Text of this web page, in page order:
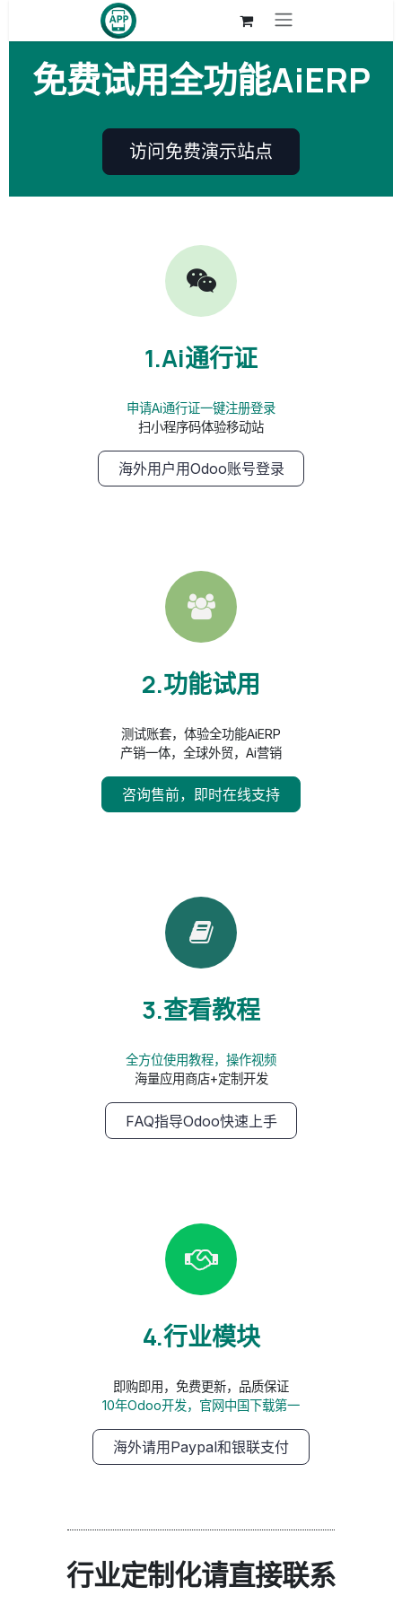
免费试用全功能AiERP
访问免费演示站点
1.Ai通行证
申请Ai通行证一键注册登录
扫小程序码体验移动站
海外用户用Odoo账号登录
2.功能试用
测试账套，体验全功能AiERP
产销一体，全球外贸，Ai营销
咨询售前，即时在线支持​​​​
3.查看教程
全方位使用教程，操作视频
海量应用商店+定制开发
FAQ指导Odoo快速上手
4.行业模块
即购即用，免费更新，品质保证
10年Odoo开发，官网中国下载第一
海外请用Paypal和银联支付
行业定制化请直接联系